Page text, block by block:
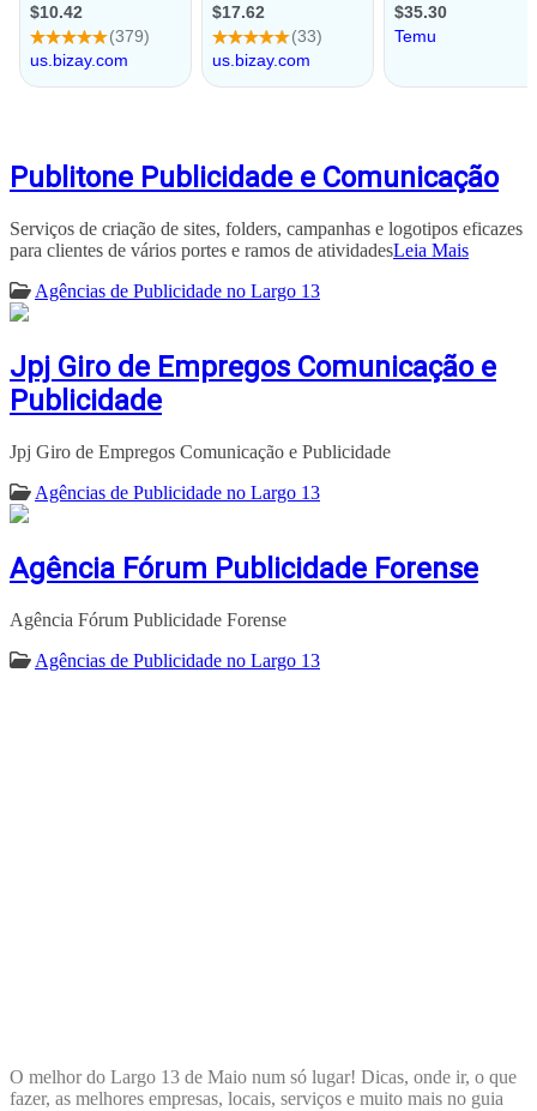
Publitone Publicidade e Comunicação
Serviços de criação de sites, folders, campanhas e logotipos eficazes
para clientes de vários portes e ramos de atividadesLeia Mais
Agências de Publicidade no Largo 13
Jpj Giro de Empregos Comunicação e
Publicidade
Jpj Giro de Empregos Comunicação e Publicidade
Agências de Publicidade no Largo 13
Agência Fórum Publicidade Forense
Agência Fórum Publicidade Forense
Agências de Publicidade no Largo 13
O melhor do Largo 13 de Maio num só lugar! Dicas, onde ir, o que
fazer, as melhores empresas, locais, serviços e muito mais no guia